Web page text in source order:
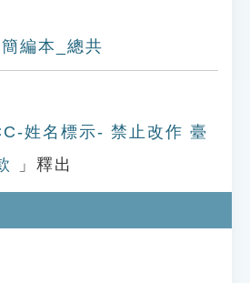
編本_總共
姓名標示- 禁止改作 臺
」釋出